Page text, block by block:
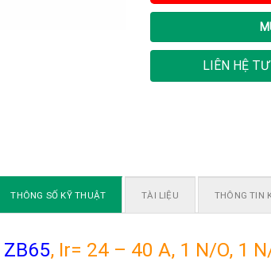
LIÊN HỆ
THÔNG SỐ KỸ THUẬT TÀI LIỆU THÔNG TIN
ZB65, Ir= 24 – 40 A, 1 N/O, 1